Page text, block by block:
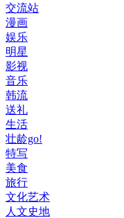
交流站
漫画
娱乐
明星
影视
音乐
韩流
送礼
生活
壮龄go!
特写
美食
旅行
文化艺术
人文史地